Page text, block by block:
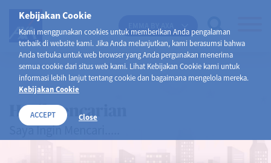
Kebijakan Cookie
Kami menggunakan cookies untuk memberikan Anda pengalaman
terbaik di website kami. Jika Anda melanjutkan, kami berasumsi bahwa
Anda terbuka untuk web browser yang Anda pergunakan menerima
semua cookie dari situs web kami. Lihat Kebijakan Cookie kami untuk
informasi lebih lanjut tentang cookie dan bagaimana mengelola mereka.
Kebijakan Cookie
ACCEPT Close
Hasil Pencarian
Saya Ingin Mencari.....